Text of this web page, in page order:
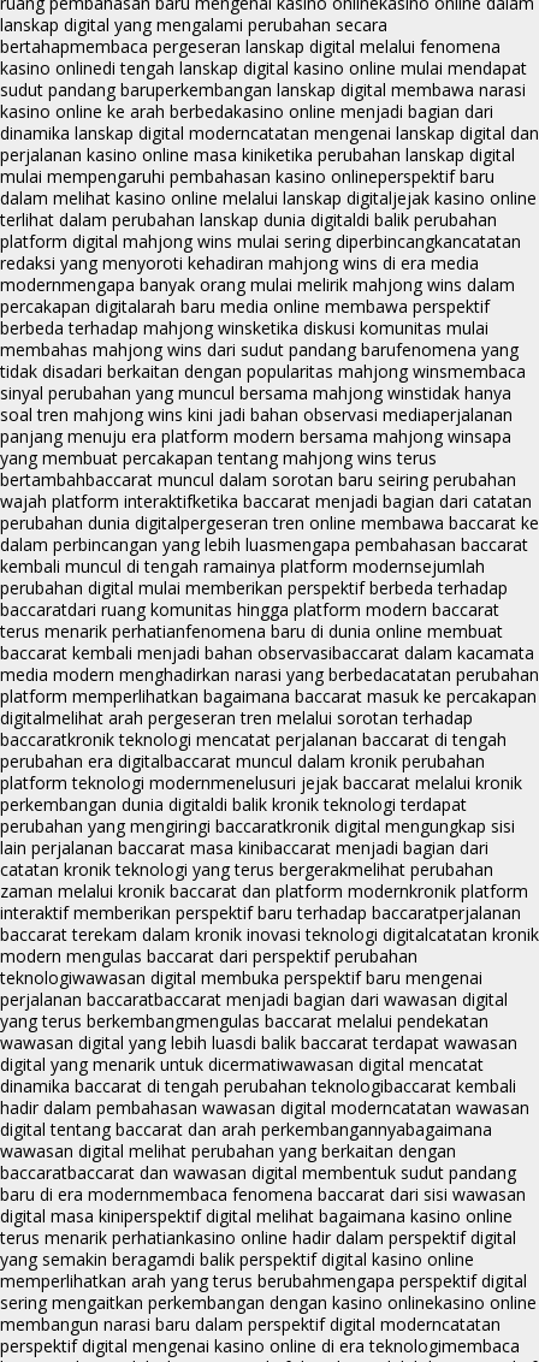
lanskap digital yang mengalami perubahan secara
bertahapmembaca pergeseran lanskap digital melalui fenomena
kasino onlinedi tengah lanskap digital kasino online mulai mendapat
sudut pandang baruperkembangan lanskap digital membawa narasi
kasino online ke arah berbedakasino online menjadi bagian dari
dinamika lanskap digital moderncatatan mengenai lanskap digital dan
perjalanan kasino online masa kiniketika perubahan lanskap digital
mulai mempengaruhi pembahasan kasino onlineperspektif baru
dalam melihat kasino online melalui lanskap digitaljejak kasino online
terlihat dalam perubahan lanskap dunia digitaldi balik perubahan
platform digital mahjong wins mulai sering diperbincangkancatatan
redaksi yang menyoroti kehadiran mahjong wins di era media
modernmengapa banyak orang mulai melirik mahjong wins dalam
percakapan digitalarah baru media online membawa perspektif
berbeda terhadap mahjong winsketika diskusi komunitas mulai
membahas mahjong wins dari sudut pandang barufenomena yang
tidak disadari berkaitan dengan popularitas mahjong winsmembaca
sinyal perubahan yang muncul bersama mahjong winstidak hanya
soal tren mahjong wins kini jadi bahan observasi mediaperjalanan
panjang menuju era platform modern bersama mahjong winsapa
yang membuat percakapan tentang mahjong wins terus
bertambahbaccarat muncul dalam sorotan baru seiring perubahan
wajah platform interaktifketika baccarat menjadi bagian dari catatan
perubahan dunia digitalpergeseran tren online membawa baccarat ke
dalam perbincangan yang lebih luasmengapa pembahasan baccarat
kembali muncul di tengah ramainya platform modernsejumlah
perubahan digital mulai memberikan perspektif berbeda terhadap
baccaratdari ruang komunitas hingga platform modern baccarat
terus menarik perhatianfenomena baru di dunia online membuat
baccarat kembali menjadi bahan observasibaccarat dalam kacamata
media modern menghadirkan narasi yang berbedacatatan perubahan
platform memperlihatkan bagaimana baccarat masuk ke percakapan
digitalmelihat arah pergeseran tren melalui sorotan terhadap
baccaratkronik teknologi mencatat perjalanan baccarat di tengah
perubahan era digitalbaccarat muncul dalam kronik perubahan
platform teknologi modernmenelusuri jejak baccarat melalui kronik
perkembangan dunia digitaldi balik kronik teknologi terdapat
perubahan yang mengiringi baccaratkronik digital mengungkap sisi
lain perjalanan baccarat masa kinibaccarat menjadi bagian dari
catatan kronik teknologi yang terus bergerakmelihat perubahan
zaman melalui kronik baccarat dan platform modernkronik platform
interaktif memberikan perspektif baru terhadap baccaratperjalanan
baccarat terekam dalam kronik inovasi teknologi digitalcatatan kronik
modern mengulas baccarat dari perspektif perubahan
teknologiwawasan digital membuka perspektif baru mengenai
perjalanan baccaratbaccarat menjadi bagian dari wawasan digital
yang terus berkembangmengulas baccarat melalui pendekatan
wawasan digital yang lebih luasdi balik baccarat terdapat wawasan
digital yang menarik untuk dicermatiwawasan digital mencatat
dinamika baccarat di tengah perubahan teknologibaccarat kembali
hadir dalam pembahasan wawasan digital moderncatatan wawasan
digital tentang baccarat dan arah perkembangannyabagaimana
wawasan digital melihat perubahan yang berkaitan dengan
baccaratbaccarat dan wawasan digital membentuk sudut pandang
baru di era modernmembaca fenomena baccarat dari sisi wawasan
digital masa kiniperspektif digital melihat bagaimana kasino online
terus menarik perhatiankasino online hadir dalam perspektif digital
yang semakin beragamdi balik perspektif digital kasino online
memperlihatkan arah yang terus berubahmengapa perspektif digital
sering mengaitkan perkembangan dengan kasino onlinekasino online
membangun narasi baru dalam perspektif digital moderncatatan
perspektif digital mengenai kasino online di era teknologimembaca